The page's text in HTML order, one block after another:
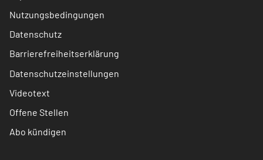
Nutzungsbedingungen
Datenschutz
Barrierefreiheitserklärung
Datenschutzeinstellungen
Videotext
Offene Stellen
Abo kündigen